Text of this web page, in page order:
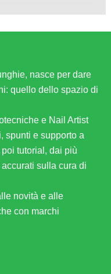
nasce per dare
quello dello spazio di
e Nail Artist
spunti e supporto a
tutorial, dai più
sulla cura di
novità e alle
con marchi